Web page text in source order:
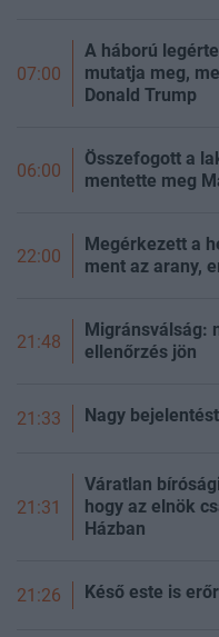
07:00
A háború
mutatja meg,
Donald Trump
06:00
Összefogott a
mentette meg
22:00
Megérkezett a
ment az arany,
21:48
Migránsválság:
ellenőrzés jön
21:33 Nagy
21:31
Váratlan
hogy az elnök
Házban
21:26 Késő este is